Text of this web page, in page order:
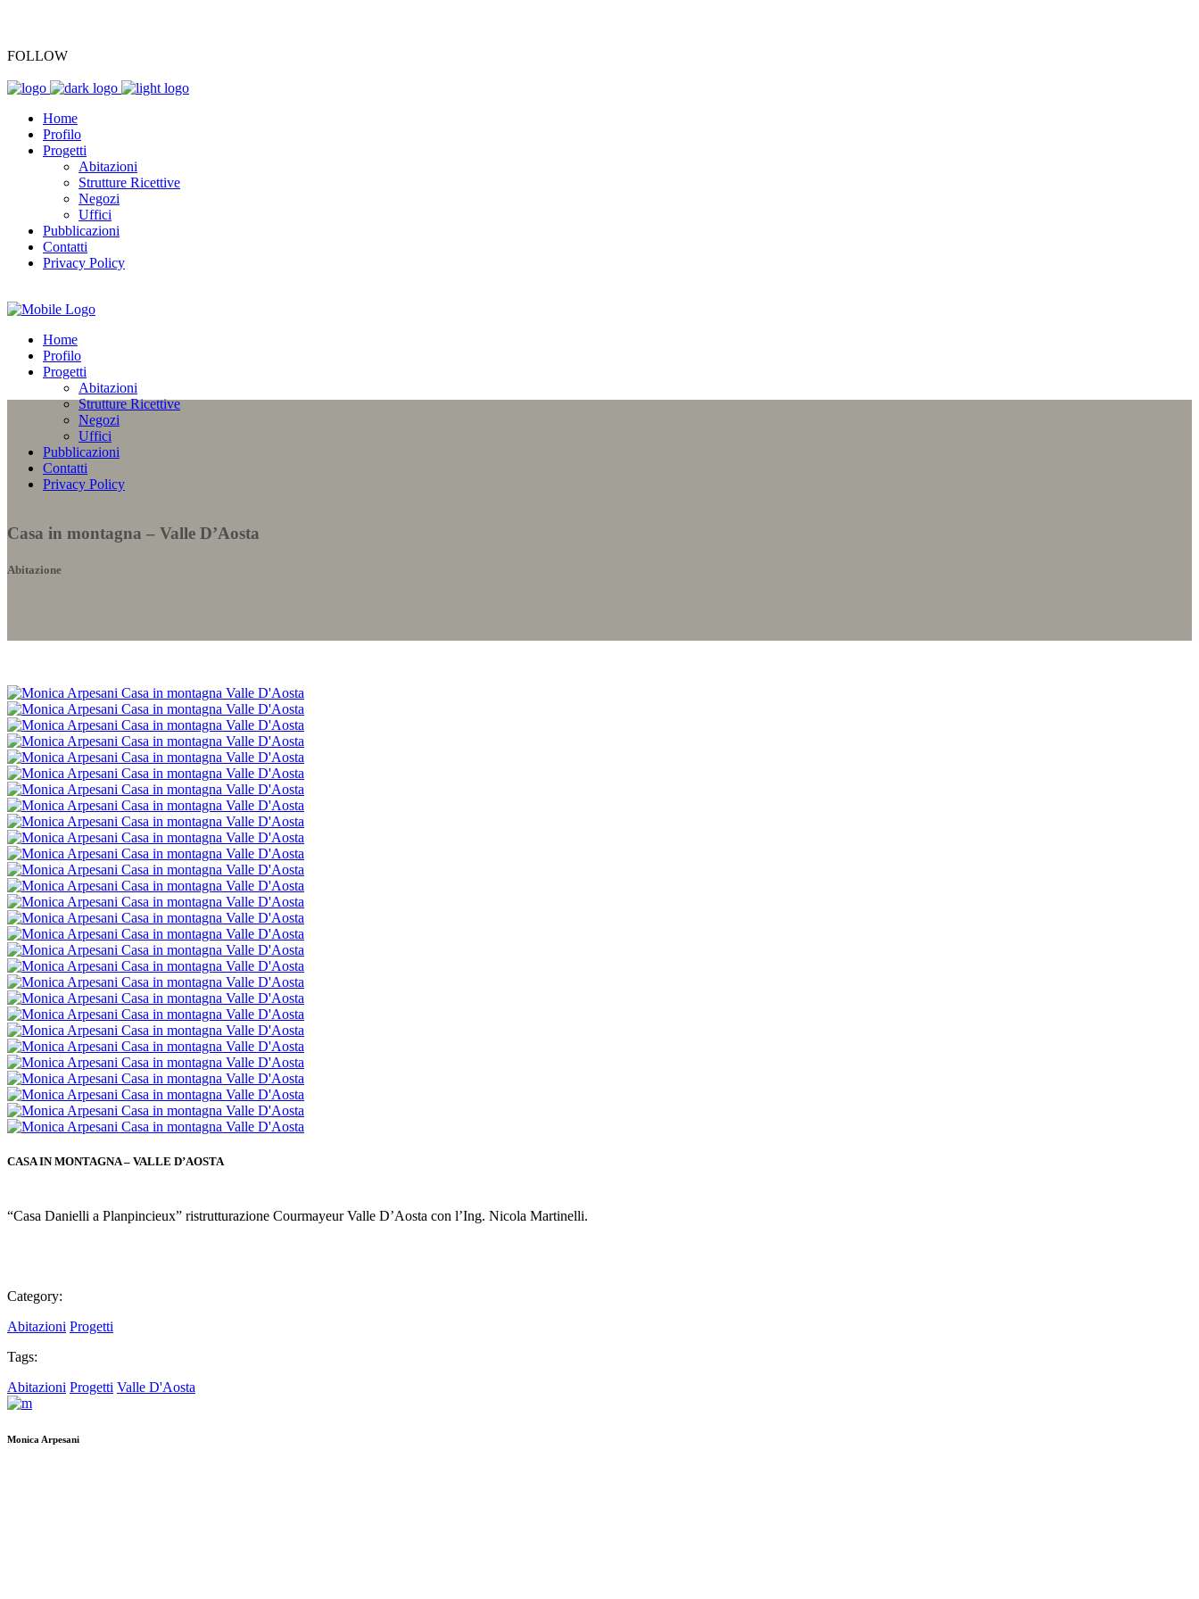
FOLLOW
Home
Profilo
Progetti
Abitazioni
Strutture Ricettive
Negozi
Uffici
Pubblicazioni
Contatti
Privacy Policy
Home
Profilo
Progetti
Abitazioni
Strutture Ricettive
Negozi
Uffici
Pubblicazioni
Contatti
Privacy Policy
Casa in montagna – Valle D’Aosta
Abitazione
CASA IN MONTAGNA – VALLE D’AOSTA
“Casa Danielli a Planpincieux” ristrutturazione Courmayeur Valle D’Aosta con l’Ing. Nicola Martinelli.
Category:
Abitazioni Progetti
Tags:
Abitazioni Progetti Valle D'Aosta
Monica Arpesani